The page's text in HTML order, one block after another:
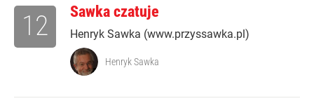
Sawka czatuje
Henryk Sawka (www.przyssawka.pl)
12
Henryk Sawka